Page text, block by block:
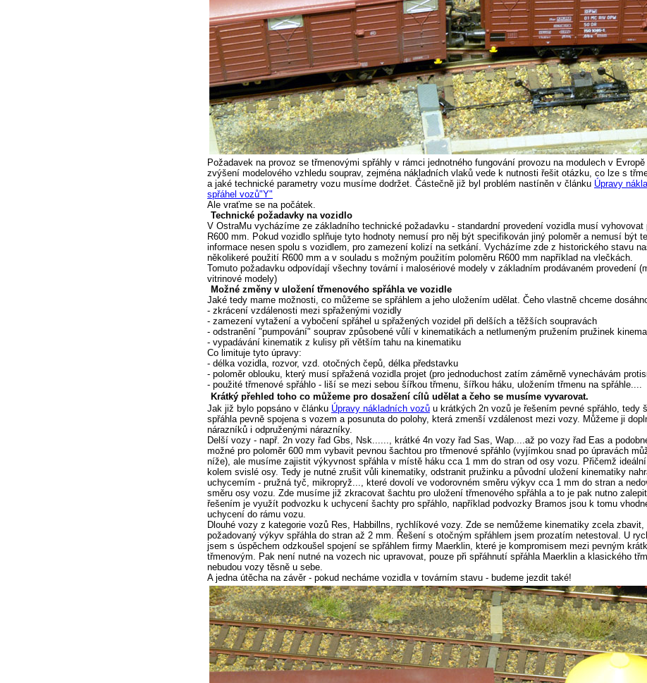
Požadavek na provoz se třmenovými spřáhly v rámci jednotného fungování provozu na modulech v
zvýšení modelového vzhledu souprav, zejména nákladních vlaků vede k nutnosti řešit otázku, co lze s
a jaké technické parametry vozu musíme dodržet. Částečně již byl problém nastíněn v článku Úpravy
spřáhel vozů"Y"
Ale vraťme se na počátek.
Technické požadavky na vozidlo
V OstraMu vycházíme ze základního technické požadavku - standardní provedení vozidla musí vyhovovat
R600 mm. Pokud vozidlo splňuje tyto hodnoty nemusí pro něj být specifikován jiný poloměr a nemusí být
informace nesen spolu s vozidlem, pro zamezení kolizí na setkání. Vycházíme zde z historického stavu
několikeré použití R600 mm a v souladu s možným použitím poloměru R600 mm například na vlečkách.
Tomuto požadavku odpovídají všechny tovární i malosériové modely v základním prodávaném provedení
vitrinové modely)
Možné změny v uložení třmenového spřáhla ve vozidle
Jaké tedy mame možnosti, co můžeme se spřáhlem a jeho uložením udělat. Čeho vlastně chceme
- zkrácení vzdálenosti mezi spřaženými vozidly
- zamezení vytažení a vybočení spřáhel u spřažených vozidel při delších a těžších soupravách
- odstranění "pumpování" souprav způsobené vůlí v kinematikách a netlumeným pružením pružinek
- vypadávání kinematik z kulisy při větším tahu na kinematiku
Co limituje tyto úpravy:
- délka vozidla, rozvor, vzd. otočných čepů, délka představku
- poloměr oblouku, který musí spřažená vozidla projet (pro jednoduchost zatím záměrně vynechávám
- použité třmenové spřáhlo - liší se mezi sebou šířkou třmenu, šířkou háku, uložením třmenu na spřáhle....
Krátký přehled toho co můžeme pro dosažení cílů udělat a čeho se musíme vyvarovat.
Jak již bylo popsáno v článku Úpravy nákladních vozů u krátkých 2n vozů je řešením pevné spřáhlo, tedy
spřáhla pevně spojena s vozem a posunuta do polohy, která zmenší vzdálenost mezi vozy. Můžeme ji
nárazníků i odpruženými nárazníky.
Delší vozy - např. 2n vozy řad Gbs, Nsk......, krátké 4n vozy řad Sas, Wap....až po vozy řad Eas a
možné pro poloměr 600 mm vybavit pevnou šachtou pro třmenové spřáhlo (vyjímkou snad po úpravách
níže), ale musíme zajistit výkyvnost spřáhla v místě háku cca 1 mm do stran od osy vozu. Přičemž
kolem svislé osy. Tedy je nutné zrušit vůli kinematiky, odstranit pružinku a původní uložení kinematiky
uchycemím - pružná tyč, mikropryž..., které dovolí ve vodorovném směru výkyv cca 1 mm do stran a
směru osy vozu. Zde musíme již zkracovat šachtu pro uložení třmenového spřáhla a to je pak nutno
řešením je využít podvozku k uchycení šachty pro spřáhlo, například podvozky Bramos jsou k tomu
uchycení do rámu vozu.
Dlouhé vozy z kategorie vozů Res, Habbillns, rychlíkové vozy. Zde se nemůžeme kinematiky zcela zbavit,
požadovaný výkyv spřáhla do stran až 2 mm. Řešení s otočným spřáhlem jsem prozatím netestoval. U
jsem s úspěchem odzkoušel spojení se spřáhlem firmy Maerklin, které je kompromisem mezi pevným
třmenovým. Pak není nutné na vozech nic upravovat, pouze při spřáhnutí spřáhla Maerklin a klasického
nebudou vozy těsně u sebe.
A jedna útěcha na závěr - pokud necháme vozidla v továrním stavu - budeme jezdit také!